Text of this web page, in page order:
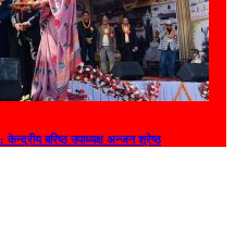
बरिष्ठ उपाध्यक्ष अन्जन श्रेष्ठ